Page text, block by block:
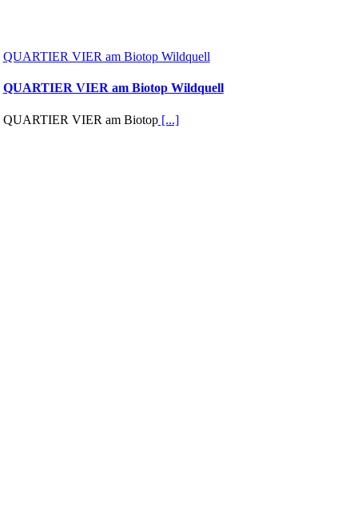
QUARTIER VIER am Biotop Wildquell
QUARTIER VIER am Biotop Wildquell
QUARTIER VIER am Biotop[...]